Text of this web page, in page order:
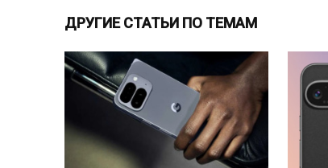
ДРУГИЕ СТАТЬИ ПО ТЕМАМ